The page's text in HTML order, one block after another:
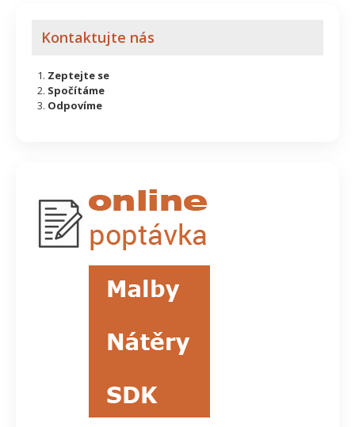
Kontaktujte nás
Zeptejte se
Spočítáme
Odpovíme